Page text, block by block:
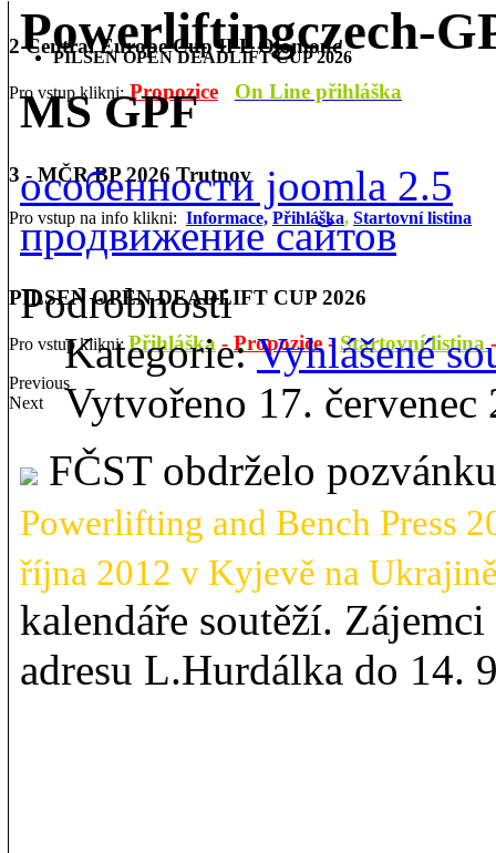
PILSEN OPEN DEADLIFT CUP 2026
2 Central Europe Cup IPL Olomouc
Pro vstup klikni: Propozice On Line přihláška
3 - MČR BP 2026 Trutnov
Pro vstup na info klikni: Informace, Přihláška, Startovní listina
PILSEN OPEN DEADLIFT CUP 2026
Pro vstup klikni:Přihláška -Propozice - Startovní listina
Previous
Next
Powerliftingczech-
MS GPF
особенности joomla 2.5
продвижение сайтов
Podrobnosti
Kategorie:Vyhlášené
Vytvořeno 17. červenec
FČST obdrželo
Powerlifting and Bench Press
října 2012 v Kyjevě na
kalendáře soutěží.
adresu L.Hurdálka do 14.